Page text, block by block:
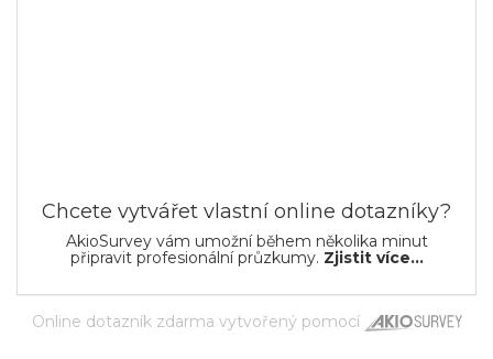
Chcete vytvářet vlastní online dotazníky?
AkioSurvey vám umožní během několika minut
připravit profesionální průzkumy. Zjistit více...
Online dotazník zdarma vytvořený pomocí